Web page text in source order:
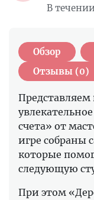
В
Обзор
Отзывы (0)
счета» от
игре собраны
которые
следующую
При этом